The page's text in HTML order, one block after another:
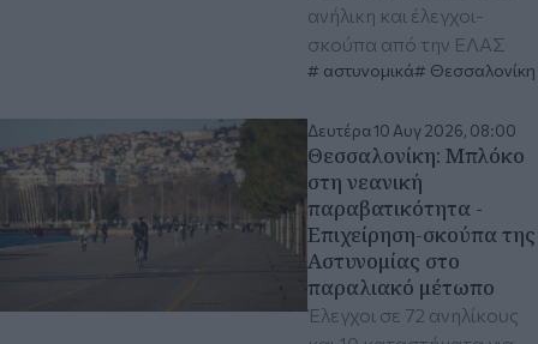
ανήλικη και έλεγχοι-
σκούπα από την ΕΛΑΣ
αστυνομικά Θεσσαλονίκη
Δευτέρα 10 Αυγ 2026, 08:00
Θεσσαλονίκη: Μπλόκο
στη νεανική
παραβατικότητα -
Επιχείρηση-σκούπα της
Αστυνομίας στο
παραλιακό μέτωπο
Έλεγχοι σε 72 ανηλίκους